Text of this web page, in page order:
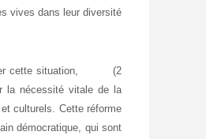
vives dans leur diversité.
2)
cette situation,
la nécessité vitale de la
culturels. Cette réforme
démocratique, qui sont